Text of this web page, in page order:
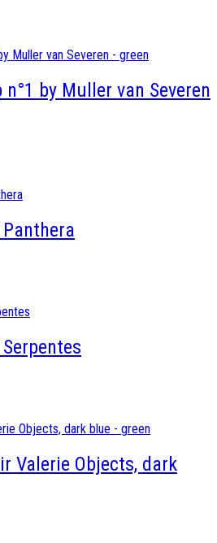
by Muller van Severen
Valerie Objects, dark